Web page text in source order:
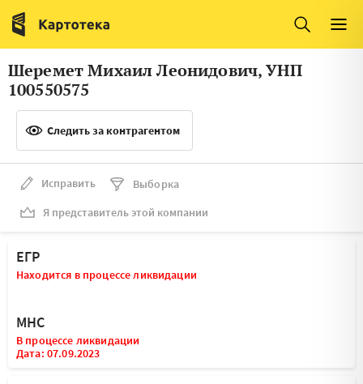
Италия
Люксембург
Литва
Латвия
Словения
Франция
Швеция
Мальта
Шеремет Михаил Леонидович, УНП
100550575
Следить за контрагентом
Исправить
Выборка
Я представитель этой компании
ЕГР
Находится в процессе ликвидации
МНС
В процессе ликвидации
Дата: 07.09.2023